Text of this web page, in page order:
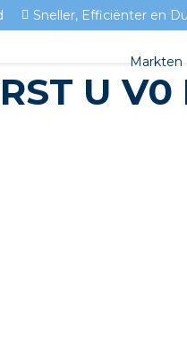
U V0
Sneller, Efficiënter en
Markten